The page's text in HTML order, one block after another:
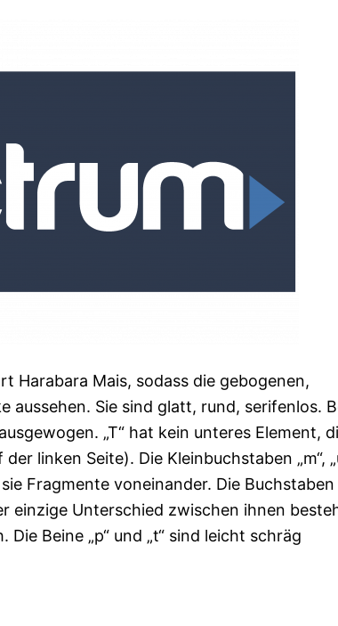
Harabara Mais, sodass die gebogenen,
Sie sind glatt, rund, serifenlos.
„T“ hat kein unteres Element,
linken Seite). Die Kleinbuchstaben „m“,
Fragmente voneinander. Die Buchstaben
einzige Unterschied zwischen ihnen
Beine „p“ und „t“ sind leicht schräg